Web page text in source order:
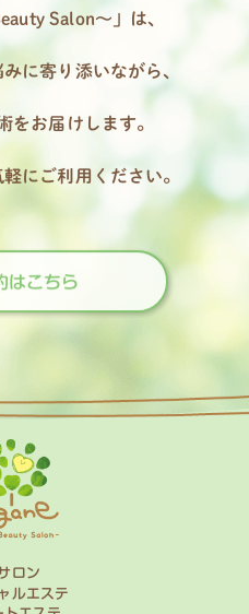
Salon〜」は、
に寄り添いながら、
をお届けします。
にご利用ください。
はこちら
ロン
ルエステ